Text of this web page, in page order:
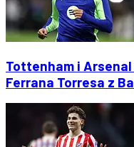
Tottenham i
Ferrana Torresa z